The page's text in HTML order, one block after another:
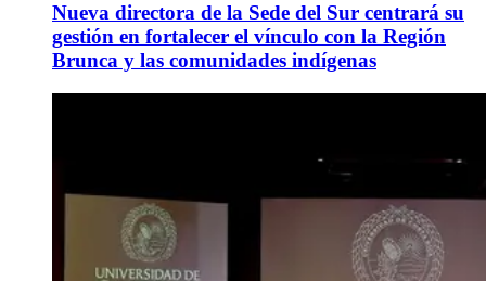
Nueva directora de la Sede del Sur centrará su
gestión en fortalecer el vínculo con la Región
Brunca y las comunidades indígenas